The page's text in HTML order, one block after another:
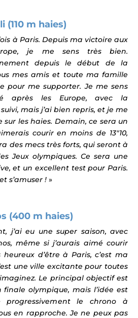
(110 m haies)
à Paris. Depuis ma victoire aux
je me sens très bien.
depuis le début de la
mes amis et toute ma famille
pour me supporter. Je me sens
après les Europe, avec la
mais j’ai bien repris, et je me
les haies. Demain, ce sera un
courir en moins de 13″10,
des mecs très forts, qui seront à
Jeux olympiques. Ce sera une
et un excellent test pour Paris.
s’amuser ! »
(400 m haies)
j’ai eu une super saison, avec
même si j’aurais aimé courir
d’être à Paris, c’est ma
une ville excitante pour toutes
Le principal objectif est
olympique, mais l’idée est
progressivement le chrono à
en rapproche. Je ne peux pas